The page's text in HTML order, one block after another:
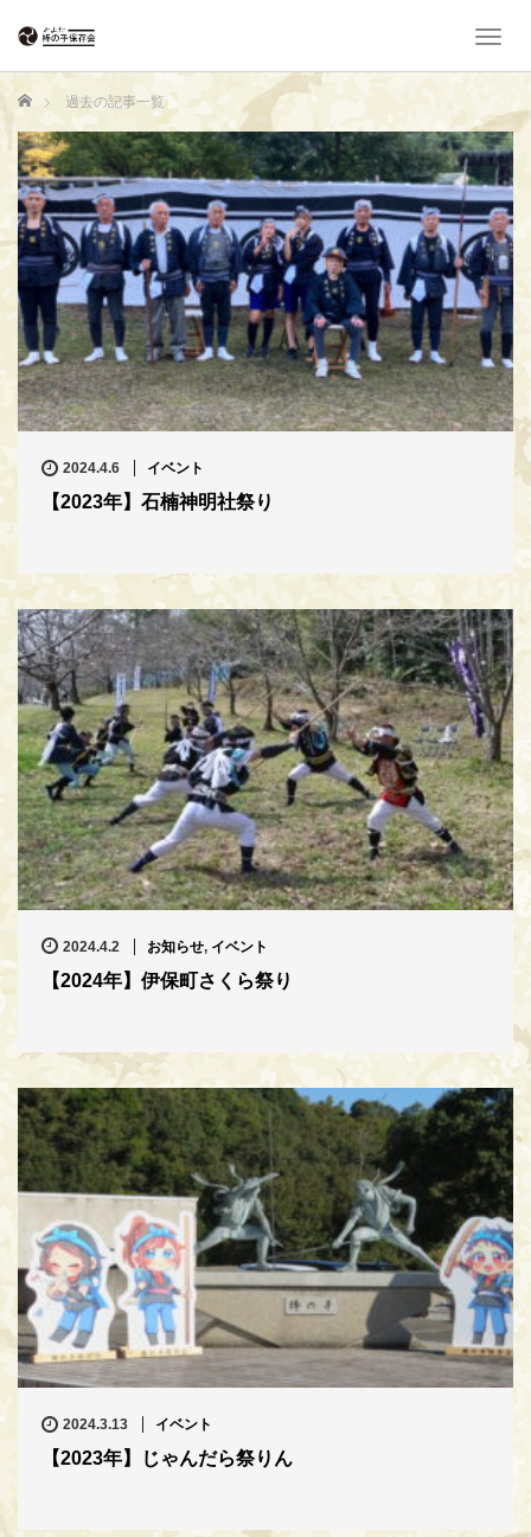
T
g
l
e
n
a
v
i
g
a
i
o
n
ホーム 過去の記事一覧
2024.4.6 イベント
【2023年】石楠神明社祭り
2024.4.2 お知らせ, イベント
【2024年】伊保町さくら祭り
2024.3.13 イベント
【2023年】じゃんだら祭りん